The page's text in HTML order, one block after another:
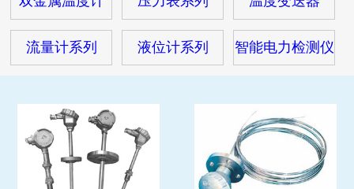
客户服务
在线留言
联系我们
流量计系列 液位计系列 智能电力检测仪